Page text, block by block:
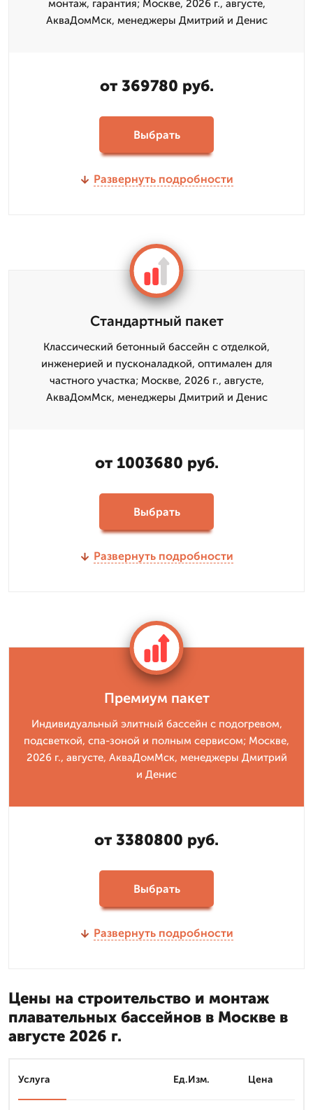
монтаж, гарантия; Москве, 2026 г., августе,
АкваДомМск, менеджеры Дмитрий и Денис
от 369780 руб.
Выбрать
Развернуть подробности
Стандартный пакет
Классический бетонный бассейн с отделкой,
инженерией и пусконаладкой, оптимален для
частного участка; Москве, 2026 г., августе,
АкваДомМск, менеджеры Дмитрий и Денис
от 1003680 руб.
Выбрать
Развернуть подробности
Премиум пакет
Индивидуальный элитный бассейн с подогревом,
подсветкой, спа-зоной и полным сервисом; Москве,
2026 г., августе, АкваДомМск, менеджеры Дмитрий
и Денис
от 3380800 руб.
Выбрать
Развернуть подробности
Цены на строительство и монтаж
плавательных бассейнов в Москве в
августе 2026 г.
Услуга Ед.Изм. Цена